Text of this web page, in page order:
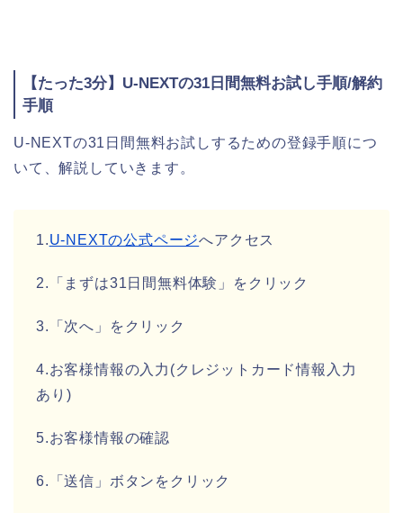
【たった3分】U-NEXTの31日間無料お試し手順/解約
手順
U-NEXTの31日間無料お試しするための登録手順につ
いて、解説していきます。
1.U-NEXTの公式ページへアクセス
2.「まずは31日間無料体験」をクリック
3.「次へ」をクリック
4.お客様情報の入力(クレジットカード情報入力
あり)
5.お客様情報の確認
6.「送信」ボタンをクリック